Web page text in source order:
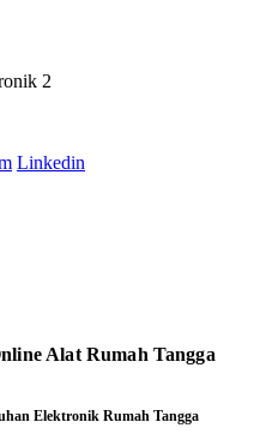
Linkedin
Alat Rumah Tangga
Elektronik Rumah Tangga